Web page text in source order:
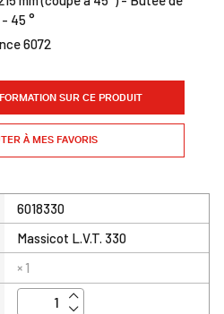
45 °
6072
SUR CE PRODUIT
À MES FAVORIS
6018330
Massicot L.V.T. 330
× 1